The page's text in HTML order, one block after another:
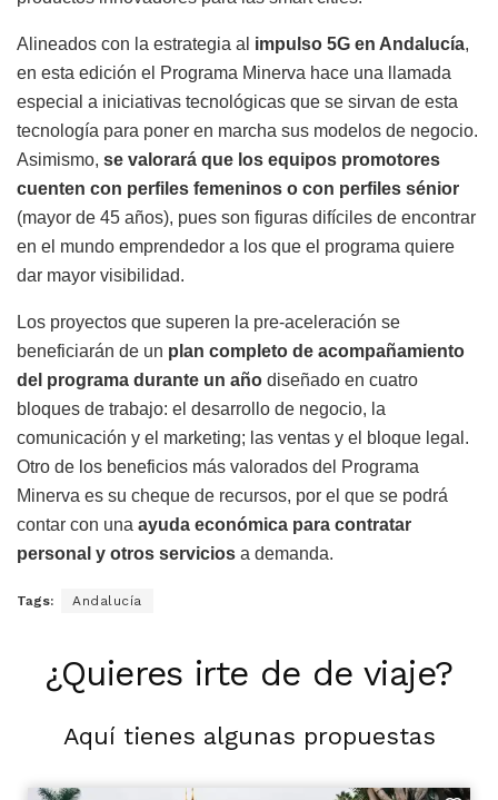
Alineados con la estrategia al impulso 5G en Andalucía,
en esta edición el Programa Minerva hace una llamada
especial a iniciativas tecnológicas que se sirvan de esta
tecnología para poner en marcha sus modelos de negocio.
Asimismo, se valorará que los equipos promotores
cuenten con perfiles femeninos o con perfiles sénior
(mayor de 45 años), pues son figuras difíciles de encontrar
en el mundo emprendedor a los que el programa quiere
dar mayor visibilidad.
Los proyectos que superen la pre-aceleración se
beneficiarán de un plan completo de acompañamiento
del programa durante un año diseñado en cuatro
bloques de trabajo: el desarrollo de negocio, la
comunicación y el marketing; las ventas y el bloque legal.
Otro de los beneficios más valorados del Programa
Minerva es su cheque de recursos, por el que se podrá
contar con una ayuda económica para contratar
personal y otros servicios a demanda.
Tags: Andalucía
¿Quieres irte de de viaje?
Aquí tienes algunas propuestas